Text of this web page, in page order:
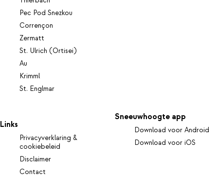
Pec Pod Snezkou
Corrençon
Zermatt
St. Ulrich (Ortisei)
Au
Krimml
St. Englmar
Links
Privacyverklaring &
cookiebeleid
Disclaimer
Contact
Sneeuwhoogte app
Download voor Android
Download voor iOS